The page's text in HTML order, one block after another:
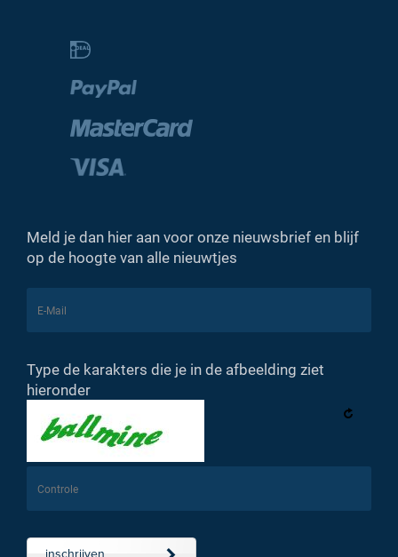
Meld je dan hier aan voor onze nieuwsbrief en blijf
op de hoogte van alle nieuwtjes
Type de karakters die je in de afbeelding ziet
hieronder
inschrijven